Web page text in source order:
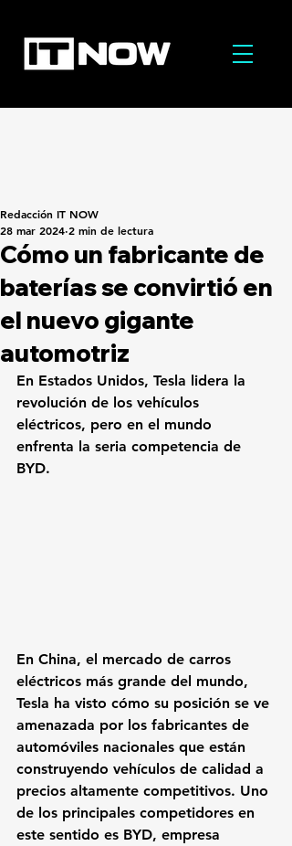
Cómo un fabricante de
baterías se convirtió en
el nuevo gigante
automotriz
Redacción IT NOW
28 mar 2024 2 min de lectura
En Estados Unidos, Tesla lidera la
revolución de los vehículos
eléctricos, pero en el mundo
enfrenta la seria competencia de
BYD.
En China, el mercado de carros
eléctricos más grande del mundo,
Tesla ha visto cómo su posición se ve
amenazada por los fabricantes de
automóviles nacionales que están
construyendo vehículos de calidad a
precios altamente competitivos. Uno
de los principales competidores en
este sentido es BYD, empresa